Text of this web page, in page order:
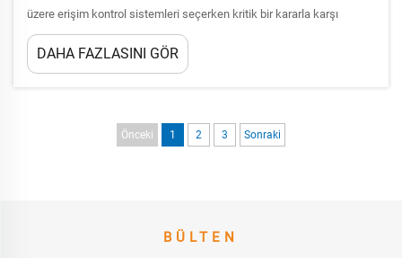
üzere erişim kontrol sistemleri seçerken kritik bir kararla karşı
karşıyadır. Geleneksel kapılar ile özel bariyer çözümleri arasındaki
seçim, hem güvenlik etkinliğini hem de operasyonel verimliliği önemli
DAHA FAZLASINI GÖR
Önceki 1 2 3 Sonraki
BÜLTEN